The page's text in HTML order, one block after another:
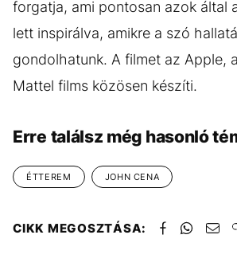
forgatja, ami pontosan azok által
lett inspirálva, amikre a szó
gondolhatunk. A filmet az Apple,
Mattel films közösen készíti.
Erre találsz még hasonló
ÉTTEREM JOHN CENA
CIKK MEGOSZTÁSA: